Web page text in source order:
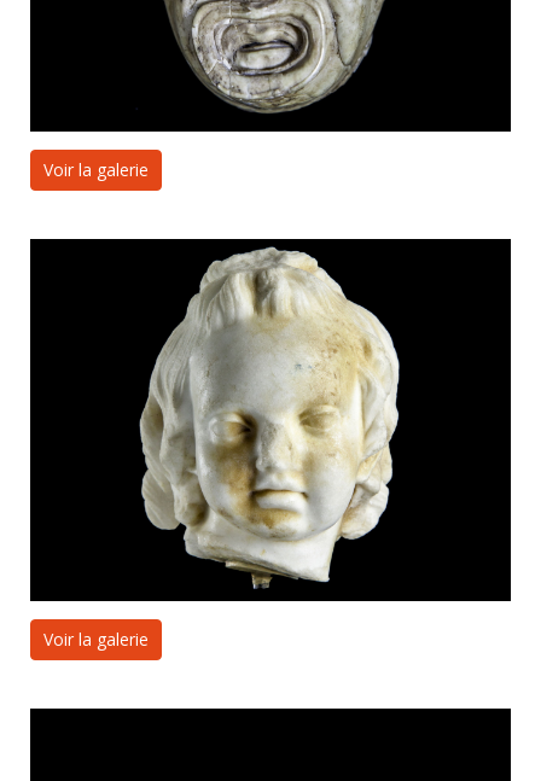
Voir la galerie
Voir la galerie